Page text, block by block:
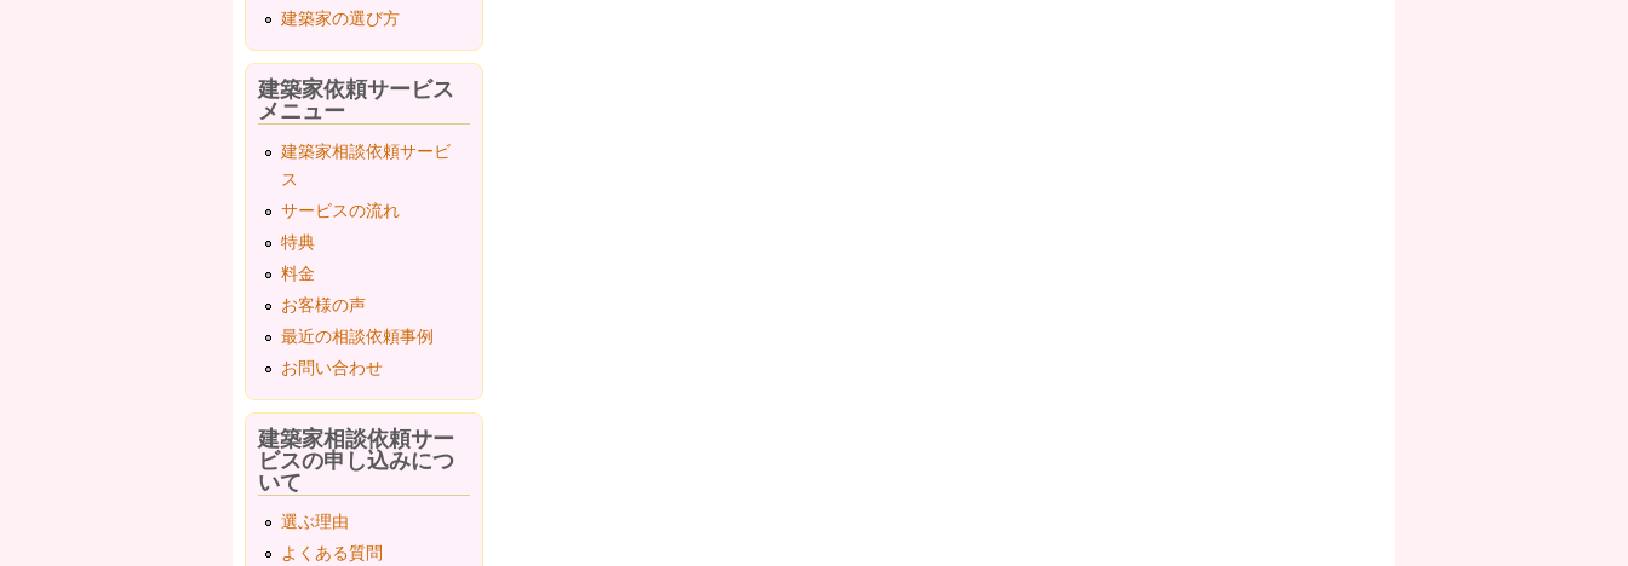
建築家の選び方
建築家依頼サービス
メニュー
建築家相談依頼サービ
ス
サービスの流れ
特典
料金
お客様の声
最近の相談依頼事例
お問い合わせ
建築家相談依頼サー
ビスの申し込みにつ
いて
選ぶ理由
よくある質問